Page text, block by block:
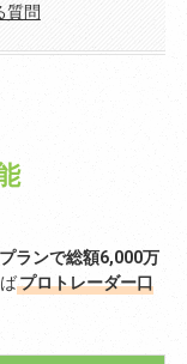
質問
ランで総額6,000万
プロトレーダー口